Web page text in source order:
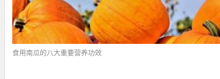
食用南瓜的八大重要营养功效 ​